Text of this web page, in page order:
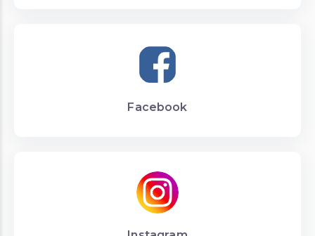
Facebook